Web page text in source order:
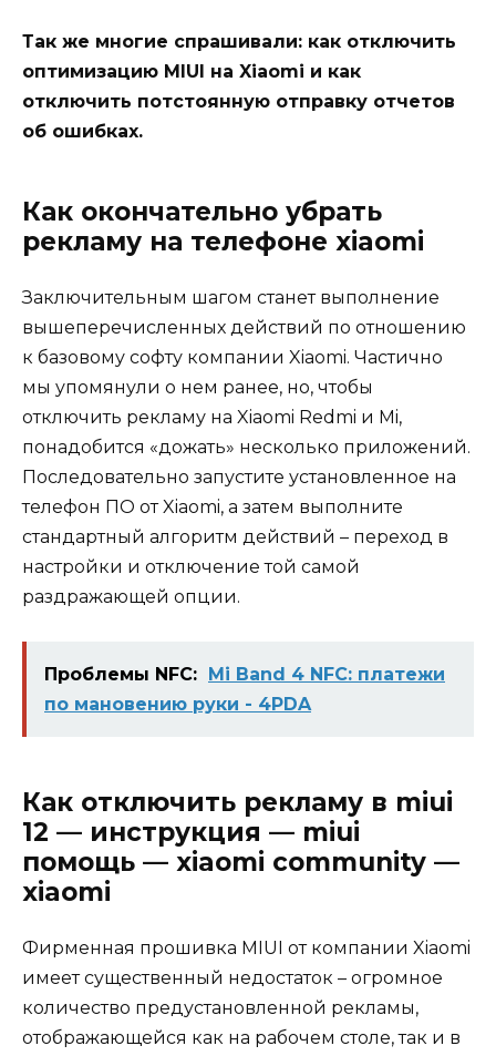
Так же многие спрашивали: как отключить
оптимизацию MIUI на Xiaomi и как
отключить потстоянную отправку отчетов
об ошибках.
Как окончательно убрать
рекламу на телефоне xiaomi
Заключительным шагом станет выполнение
вышеперечисленных действий по отношению
к базовому софту компании Xiaomi. Частично
мы упомянули о нем ранее, но, чтобы
отключить рекламу на Xiaomi Redmi и Mi,
понадобится «дожать» несколько приложений.
Последовательно запустите установленное на
телефон ПО от Xiaomi, а затем выполните
стандартный алгоритм действий – переход в
настройки и отключение той самой
раздражающей опции.
Проблемы NFC:
Mi Band 4 NFC: платежи
по мановению руки - 4PDA
Как отключить рекламу в miui
12 — инструкция — miui
помощь — xiaomi community —
xiaomi
Фирменная прошивка MIUI от компании Xiaomi
имеет существенный недостаток – огромное
количество предустановленной рекламы,
отображающейся как на рабочем столе, так и в